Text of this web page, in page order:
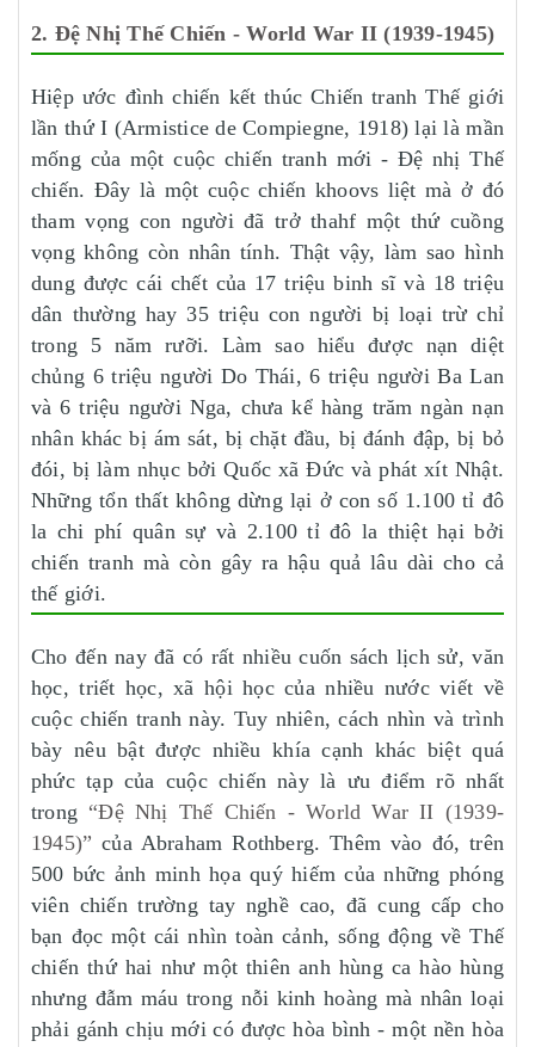
2. Đệ Nhị Thế Chiến - World War II (1939-1945)
Hiệp ước đình chiến kết thúc Chiến tranh Thế giới
lần thứ I (Armistice de Compiegne, 1918) lại là mần
mống của một cuộc chiến tranh mới - Đệ nhị Thế
chiến. Đây là một cuộc chiến khoovs liệt mà ở đó
tham vọng con người đã trở thahf một thứ cuồng
vọng không còn nhân tính. Thật vậy, làm sao hình
dung được cái chết của 17 triệu binh sĩ và 18 triệu
dân thường hay 35 triệu con người bị loại trừ chỉ
trong 5 năm rưỡi. Làm sao hiểu được nạn diệt
chủng 6 triệu người Do Thái, 6 triệu người Ba Lan
và 6 triệu người Nga, chưa kể hàng trăm ngàn nạn
nhân khác bị ám sát, bị chặt đầu, bị đánh đập, bị bỏ
đói, bị làm nhục bởi Quốc xã Đức và phát xít Nhật.
Những tổn thất không dừng lại ở con số 1.100 tỉ đô
la chi phí quân sự và 2.100 tỉ đô la thiệt hại bởi
chiến tranh mà còn gây ra hậu quả lâu dài cho cả
thế giới.
Cho đến nay đã có rất nhiều cuốn sách lịch sử, văn
học, triết học, xã hội học của nhiều nước viết về
cuộc chiến tranh này. Tuy nhiên, cách nhìn và trình
bày nêu bật được nhiều khía cạnh khác biệt quá
phức tạp của cuộc chiến này là ưu điểm rõ nhất
trong “Đệ Nhị Thế Chiến - World War II (1939-
1945)” của Abraham Rothberg. Thêm vào đó, trên
500 bức ảnh minh họa quý hiếm của những phóng
viên chiến trường tay nghề cao, đã cung cấp cho
bạn đọc một cái nhìn toàn cảnh, sống động về Thế
chiến thứ hai như một thiên anh hùng ca hào hùng
nhưng đẫm máu trong nỗi kinh hoàng mà nhân loại
phải gánh chịu mới có được hòa bình - một nền hòa